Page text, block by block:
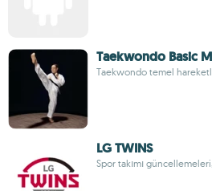
Taekwondo Basic
Taekwondo temel
LG TWINS
Spor takımı